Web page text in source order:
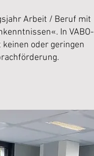
Arbeit / Beruf mit
In VABO-
oder geringen